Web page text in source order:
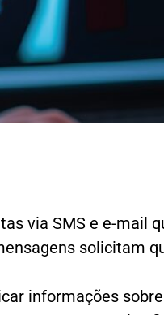
via SMS e e-mail
solicitam
informações